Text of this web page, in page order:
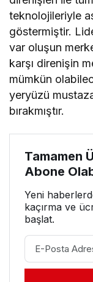
teknolojileriyle
göstermiştir.
var oluşun
karşı direnişin
mümkün
yeryüzü
bırakmıştır.
Tamamen
Abone
Yeni
kaçırma ve
başlat.